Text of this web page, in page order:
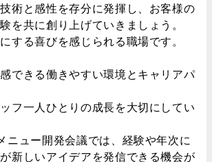
術と感性を存分に発揮し、お客様の
を共に創り上げていきましょう。
する喜びを感じられる職場です。
できる働きやすい環境とキャリアパ
フ一人ひとりの成長を大切にしてい
ニュー開発会議では、経験や年次に
新しいアイデアを発信できる機会が